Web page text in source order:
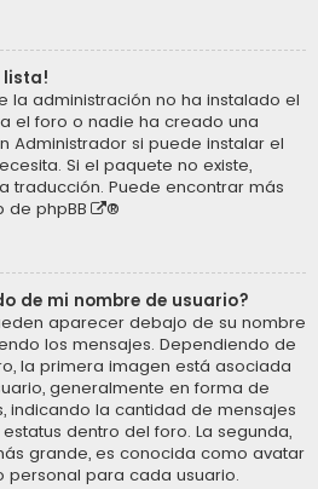
lista!
la administración no ha instalado el
el foro o nadie ha creado una
Administrador si puede instalar el
Si el paquete no existe,
traducción. Puede encontrar más
de phpBB ®
de mi nombre de usuario?
aparecer debajo de su nombre
los mensajes. Dependiendo de
la primera imagen está asociada
generalmente en forma de
indicando la cantidad de mensajes
dentro del foro. La segunda,
grande, es conocida como avatar
personal para cada usuario.